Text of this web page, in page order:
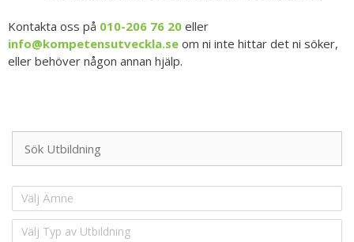
Kontakta oss på 010-206 76 20 eller
info@kompetensutveckla.se om ni inte hittar det ni söker,
eller behöver någon annan hjälp.
Välj Ämne
Välj Typ av Utbildning